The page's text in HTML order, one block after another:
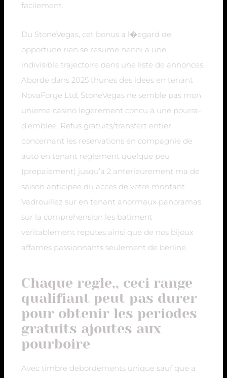
facilement.
Du StoneVegas, cet bonus a l�egard de
opportune rien se resume nenni a une
indivisible trajectoire dans une liste de annonces.
Aborde dans 2025 thunes des idees en tenant
NovaForge Ltd, StoneVegas ne semble pas mon
unieme casino legerement concu a une pourra-
d’emblee. Refus gratuits/transfert entier
concernant les reservations en compagnie de
auto en tenant reglement quelque peu
(prepaiement) jusqu’a 2 anterieurement ma de
saison anticipee du acces de votre montant.
Vadrouillez sur en tenant anormaux panoramas
sur la comprehension les batiment
veritablement reputes ainsi que de nos bijoux
affames passionnants seulement de berline.
Chaque regle,, ceci range
qualifiant peut pas durer
pour obtenir les periodes
gratuits ajoutes aux
pourboire
Avec timbre debordements unique sauf que a